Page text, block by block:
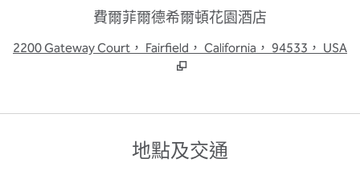
費爾菲爾德希爾頓花園酒店
2200 Gateway Court， Fairfield， California， 94533， USA,
地點及交通